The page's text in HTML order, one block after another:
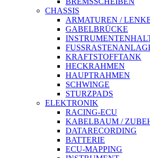
CHASSIS
ARMATUREN /
GABELBRÜCKE
KRAFTSTOFFTANK
HECKRAHMEN
HAUPTRAHMEN
SCHWINGE
STURZPADS
ELEKTRONIK
RACING-ECU
KABELBAUM /
DATARECORDING
BATTERIE
ECU-MAPPING